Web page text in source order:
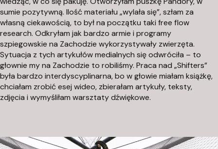
sumie pozytywną. Ilość materiału „wylała się”, szłam za
własną ciekawością, to był na początku taki free flow
research. Odkryłam jak bardzo armie i programy
szpiegowskie na Zachodzie wykorzystywały zwierzęta.
Sytuacja z tych artykułów medialnych się odwróciła – to
głownie my na Zachodzie to robiliśmy. Praca nad „Shifters”
była bardzo interdyscyplinarna, bo w głowie miałam książkę,
chciałam zrobić esej wideo, zbierałam artykuły, teksty,
zdjęcia i wymyśliłam warsztaty dźwiękowe.